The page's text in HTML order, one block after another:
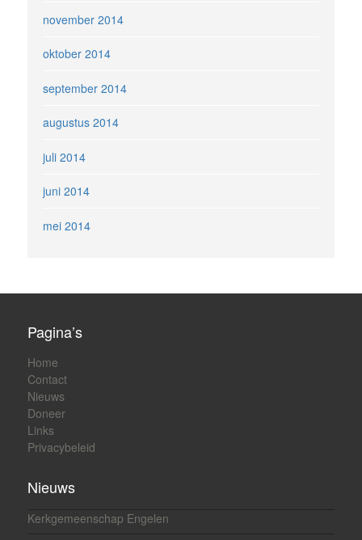
november 2014
oktober 2014
september 2014
augustus 2014
juli 2014
juni 2014
mei 2014
Pagina’s
Home
Contact
Nieuws
Doneer
Links
Privacybeleid
Nieuws
Kerkgemeenschap Engelen